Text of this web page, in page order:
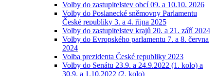
Volby do zastupitelstev obcí 09. a 10.10. 2026
Volby do Poslanecké sněmovny Parlamentu
České republiky 3. a 4. října 2025
Volby do zastupitelstev krajů 20. a 21. září 2024
Volby do Evropského parlamentu 7. a 8. června
2024
Volba prezidenta České republiky 2023
Volby do Senátu 23.9. a 24.9.2022 (1. kolo) a
30.9. a 1.10.2022 (2. kolo)